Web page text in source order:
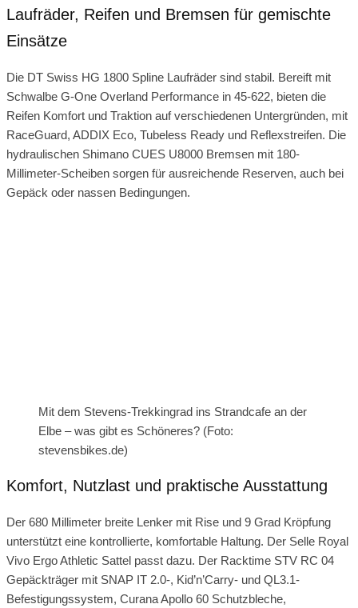
Laufräder, Reifen und Bremsen für gemischte
Einsätze
Die DT Swiss HG 1800 Spline Laufräder sind stabil. Bereift mit
Schwalbe G-One Overland Performance in 45-622, bieten die
Reifen Komfort und Traktion auf verschiedenen Untergründen, mit
RaceGuard, ADDIX Eco, Tubeless Ready und Reflexstreifen. Die
hydraulischen Shimano CUES U8000 Bremsen mit 180-
Millimeter-Scheiben sorgen für ausreichende Reserven, auch bei
Gepäck oder nassen Bedingungen.
Mit dem Stevens-Trekkingrad ins Strandcafe an der
Elbe – was gibt es Schöneres? (Foto:
stevensbikes.de)
Komfort, Nutzlast und praktische Ausstattung
Der 680 Millimeter breite Lenker mit Rise und 9 Grad Kröpfung
unterstützt eine kontrollierte, komfortable Haltung. Der Selle Royal
Vivo Ergo Athletic Sattel passt dazu. Der Racktime STV RC 04
Gepäckträger mit SNAP IT 2.0-, Kid’n’Carry- und QL3.1-
Befestigungssystem, Curana Apollo 60 Schutzbleche,